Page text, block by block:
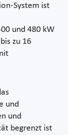
System ist
und 480 kW
zu 16
und
und
begrenzt ist